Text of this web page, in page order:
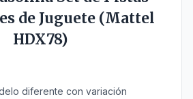
de Juguete (Mattel
HDX78)
diferente con variación